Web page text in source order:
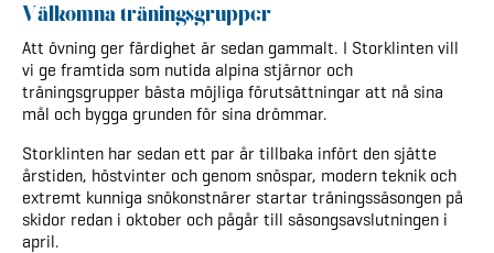
Välkomna träningsgrupper
Att övning ger färdighet är sedan gammalt. I Storklinten vill
vi ge framtida som nutida alpina stjärnor och
träningsgrupper bästa möjliga förutsättningar att nå sina
mål och bygga grunden för sina drömmar.
Storklinten har sedan ett par år tillbaka infört den sjätte
årstiden, höstvinter och genom snöspar, modern teknik och
extremt kunniga snökonstnärer startar träningssäsongen på
skidor redan i oktober och pågår till säsongsavslutningen i
april.